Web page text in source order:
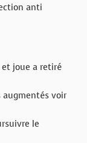
anti
et joue a retiré
augmentés voir
le